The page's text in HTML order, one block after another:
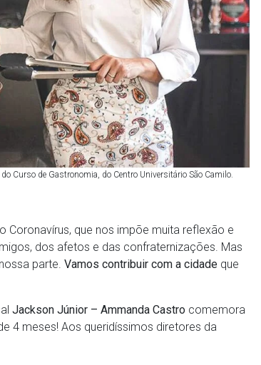
Curso de Gastronomia, do Centro Universitário São Camilo.
que nos impõe muita reflexão e
dos afetos e das confraternizações. Mas
parte. Vamos contribuir com a cidade que
Jackson Júnior – Ammanda Castro comemora
4 meses! Aos queridíssimos diretores da